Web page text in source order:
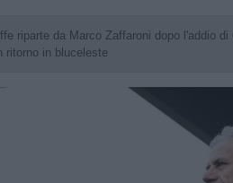
riparte da Marco Zaffaroni dopo l'addio
ritorno in bluceleste